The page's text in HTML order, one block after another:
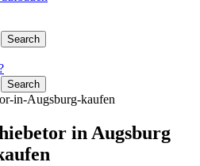
Search
Search
in-Augsburg-kaufen
in Augsburg